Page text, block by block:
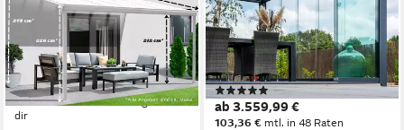
Anbaudach Sky Guard, Breite
312 cm, Doppelstegplatten,
Aluminium, starke Pfosten
989,00 €
28,71 €mtl. in 48 Raten
lieferbar - in 8-10 Werktagen bei
dir
Terrassendach Premium
Komplettset inkl. 8 mm VSG-
Glas in KLAR, BxT: 406x250
cm, Bedachung 8 mm VSG
Glas
(1)
ab 3.559,99 €
103,36 € mtl. in 48 Raten